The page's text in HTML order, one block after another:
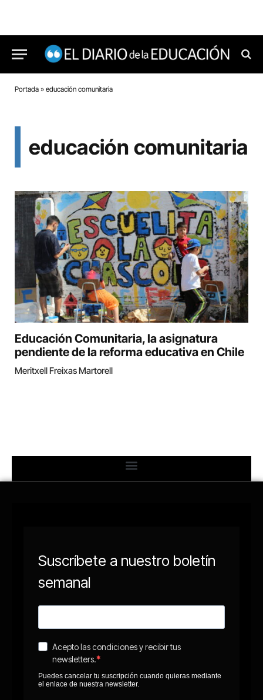
Portada » educación comunitaria
educación comunitaria
Educación Comunitaria, la asignatura
pendiente de la reforma educativa en Chile
Meritxell Freixas Martorell